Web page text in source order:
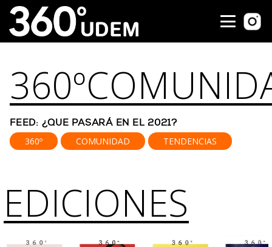
360º
FEED: ¿QUE PASARÁ EN EL 2021?
360º COMUNIDAD TENDENCIAS
EDICIONES